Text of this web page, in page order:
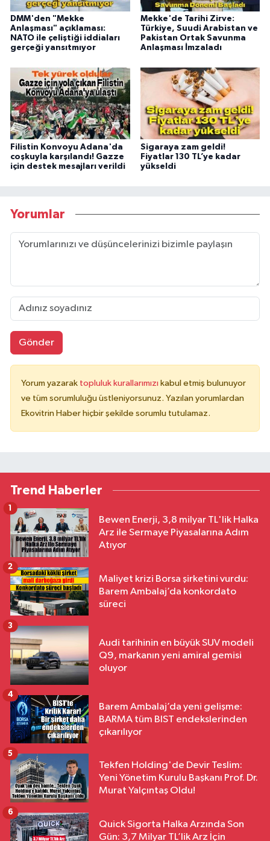
DMM'den "Mekke
Anlaşması" açıklaması:
NATO ile çeliştiği iddiaları
gerçeği yansıtmıyor
Mekke'de Tarihi Zirve:
Türkiye, Suudi Arabistan ve
Pakistan Ortak Savunma
Anlaşması İmzaladı
Filistin Konvoyu Adana'da
coşkuyla karşılandı! Gazze
için destek mesajları verildi
Sigaraya zam geldi!
Fiyatlar 130 TL’ye kadar
yükseldi
Yorumlar
Gönder
Yorum yazarak topluluk kurallarımızı kabul etmiş bulunuyor
ve tüm sorumluluğu üstleniyorsunuz. Yazılan yorumlardan
Ekovitrin Haber hiçbir şekilde sorumlu tutulamaz.
Trend Haberler
Bewen Enerji, 3,8 milyar TL'lik Halka
Arz ile Sermaye Piyasalarına Adım
Atıyor
1
Maliyet krizi Borsa şirketini vurdu:
Barem Ambalaj’da konkordato
süreci
2
Audi tarihinin en büyük SUV modeli
Q9, markanın yeni amiral gemisi
oluyor
3
Barem Ambalaj’da yeni gelişme:
BARMA tüm BIST endekslerinden
çıkarılıyor
4
Tekfen Holding'de Devir Teslim:
Yeni Yönetim Kurulu Başkanı Prof. Dr.
Murat Yalçıntaş Oldu!
5
Quick Sigorta Halka Arzında Son
Gün: 3,7 Milyar TL’lik Arz İçin
6